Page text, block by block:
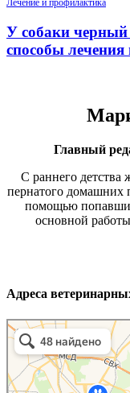
У собаки
способы
Главный
С раннего
пернатого домашних
помощью
основной
Адреса